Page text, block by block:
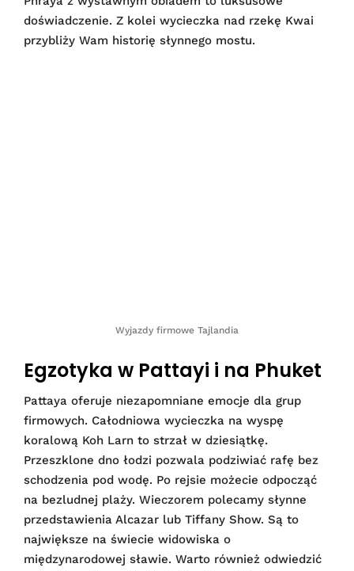
doświadczenie. Z kolei wycieczka nad rzekę Kwai
przybliży Wam historię słynnego mostu.
Wyjazdy firmowe Tajlandia
Egzotyka w Pattayi i na Phuket
Pattaya oferuje niezapomniane emocje dla grup
firmowych. Całodniowa wycieczka na wyspę
koralową Koh Larn to strzał w dziesiątkę.
Przeszklone dno łodzi pozwala podziwiać rafę bez
schodzenia pod wodę. Po rejsie możecie odpocząć
na bezludnej plaży. Wieczorem polecamy słynne
przedstawienia Alcazar lub Tiffany Show. Są to
największe na świecie widowiska o
międzynarodowej sławie. Warto również odwiedzić